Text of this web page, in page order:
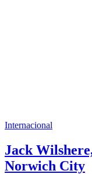
Internacional
Jack
Norwich City